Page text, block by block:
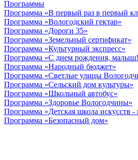
Программы
Программа «В первый раз в первый
Программа «Вологодский гектар»
Программа «Дороги 35»
Программа «Земельный сертификат»
Программа «Культурный экспресс»
Программа «С днем рождения,
Программа «Народный бюджет»
Программа «Светлые улицы
Программа «Сельский дом культуры»
Программа «Школьный автобус»
Программа «Здоровье Вологодчины»
Программа «Детская школа искусств -
Программа «Безопасный дом»